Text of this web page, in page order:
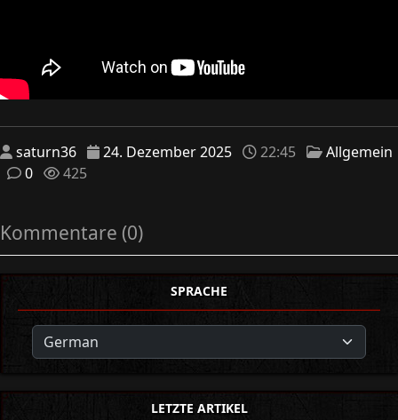
saturn36 24. Dezember 2025 22:45
Allgemein
0
425
Kommentare (0)
SPRACHE
LETZTE ARTIKEL